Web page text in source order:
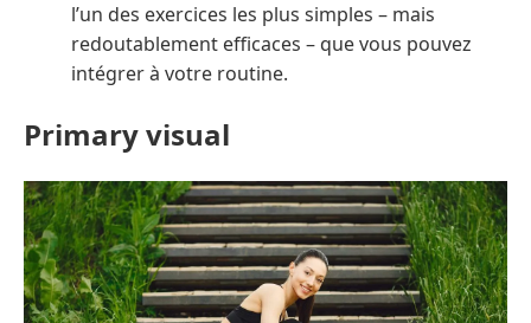
l’un des exercices les plus simples – mais
redoutablement efficaces – que vous pouvez
intégrer à votre routine.
Primary visual